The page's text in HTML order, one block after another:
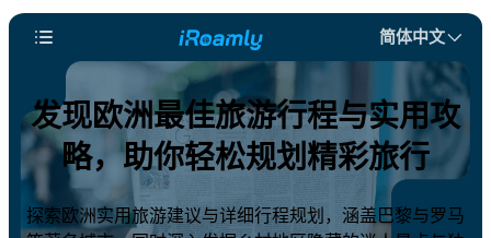
简体中文
发现欧洲最佳旅游行程与实用攻
略，助你轻松规划精彩旅行
探索欧洲实用旅游建议与详细行程规划，涵盖巴黎与罗马